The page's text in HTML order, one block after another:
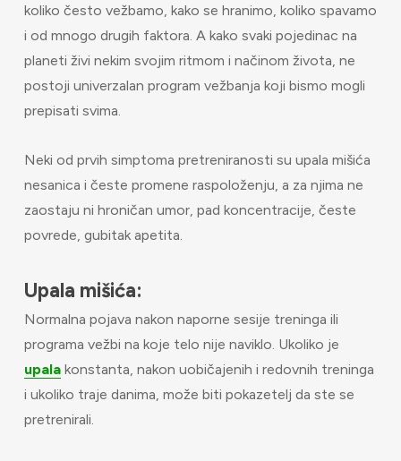
koliko često vežbamo, kako se hranimo, koliko spavamo
i od mnogo drugih faktora. A kako svaki pojedinac na
planeti živi nekim svojim ritmom i načinom života, ne
postoji univerzalan program vežbanja koji bismo mogli
prepisati svima.
Neki od prvih simptoma pretreniranosti su upala mišića
nesanica i česte promene raspoloženju, a za njima ne
zaostaju ni hroničan umor, pad koncentracije, česte
povrede, gubitak apetita.
Upala mišića:
Normalna pojava nakon naporne sesije treninga ili
programa vežbi na koje telo nije naviklo. Ukoliko je
upalakonstanta, nakon uobičajenih i redovnih treninga
i ukoliko traje danima, može biti pokazetelj da ste se
pretrenirali.